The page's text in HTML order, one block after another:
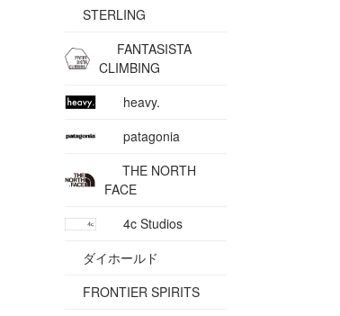
STERLING
FANTASISTA
CLIMBING
heavy.
patagonia
THE NORTH
FACE
4c Studios
ダイホールド
FRONTIER SPIRITS